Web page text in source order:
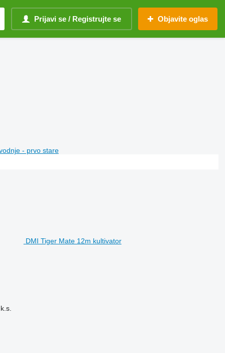
Prijavi se / Registrujte se Objavite oglas
- prvo stare
DMI Tiger Mate 12m kultivator